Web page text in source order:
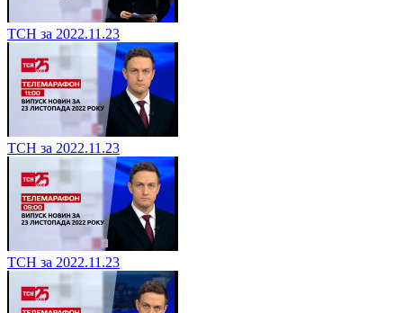
ТСН за 2022.11.23
ТСН за 2022.11.23
ТСН за 2022.11.23